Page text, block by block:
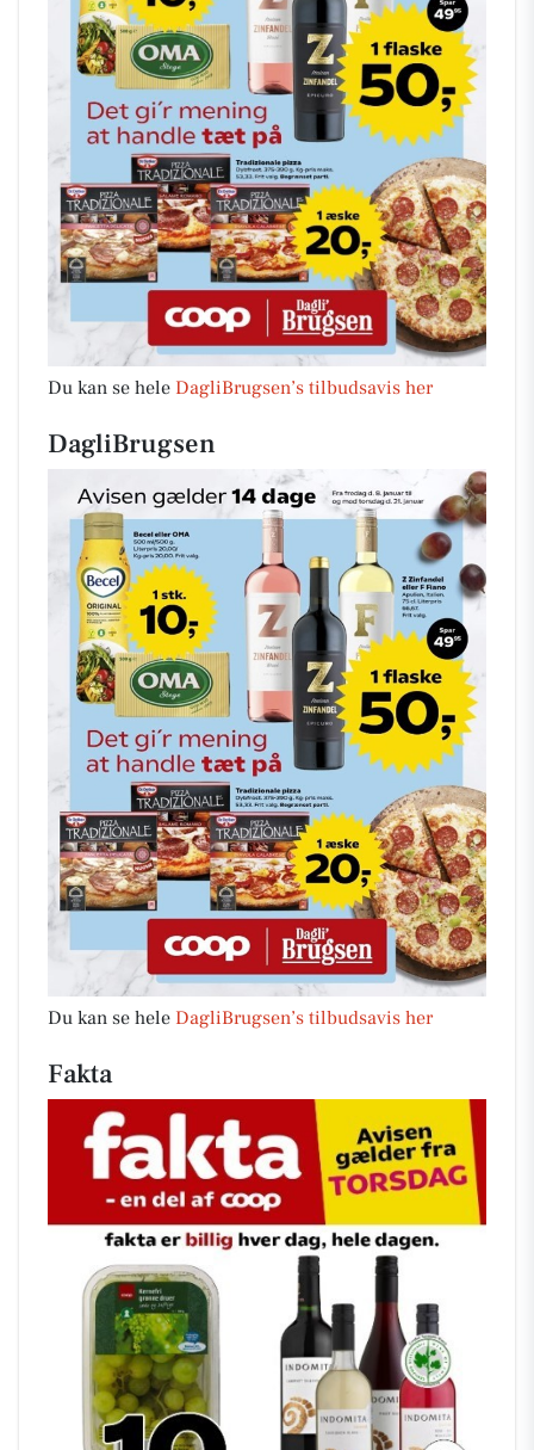
Du kan se hele DagliBrugsen’s tilbudsavis her
DagliBrugsen
Du kan se hele DagliBrugsen’s tilbudsavis her
Fakta